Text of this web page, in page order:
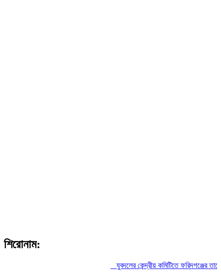
শিরোনাম:
যুবদলের কেন্দ্রীয় কমিটিতে ফরিদগঞ্জের